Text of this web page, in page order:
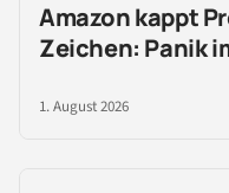
Amazon kappt
Zeichen: Panik
1. August 2026